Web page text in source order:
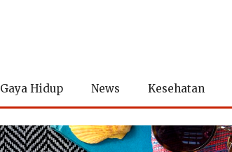
Gaya Hidup News Kesehatan